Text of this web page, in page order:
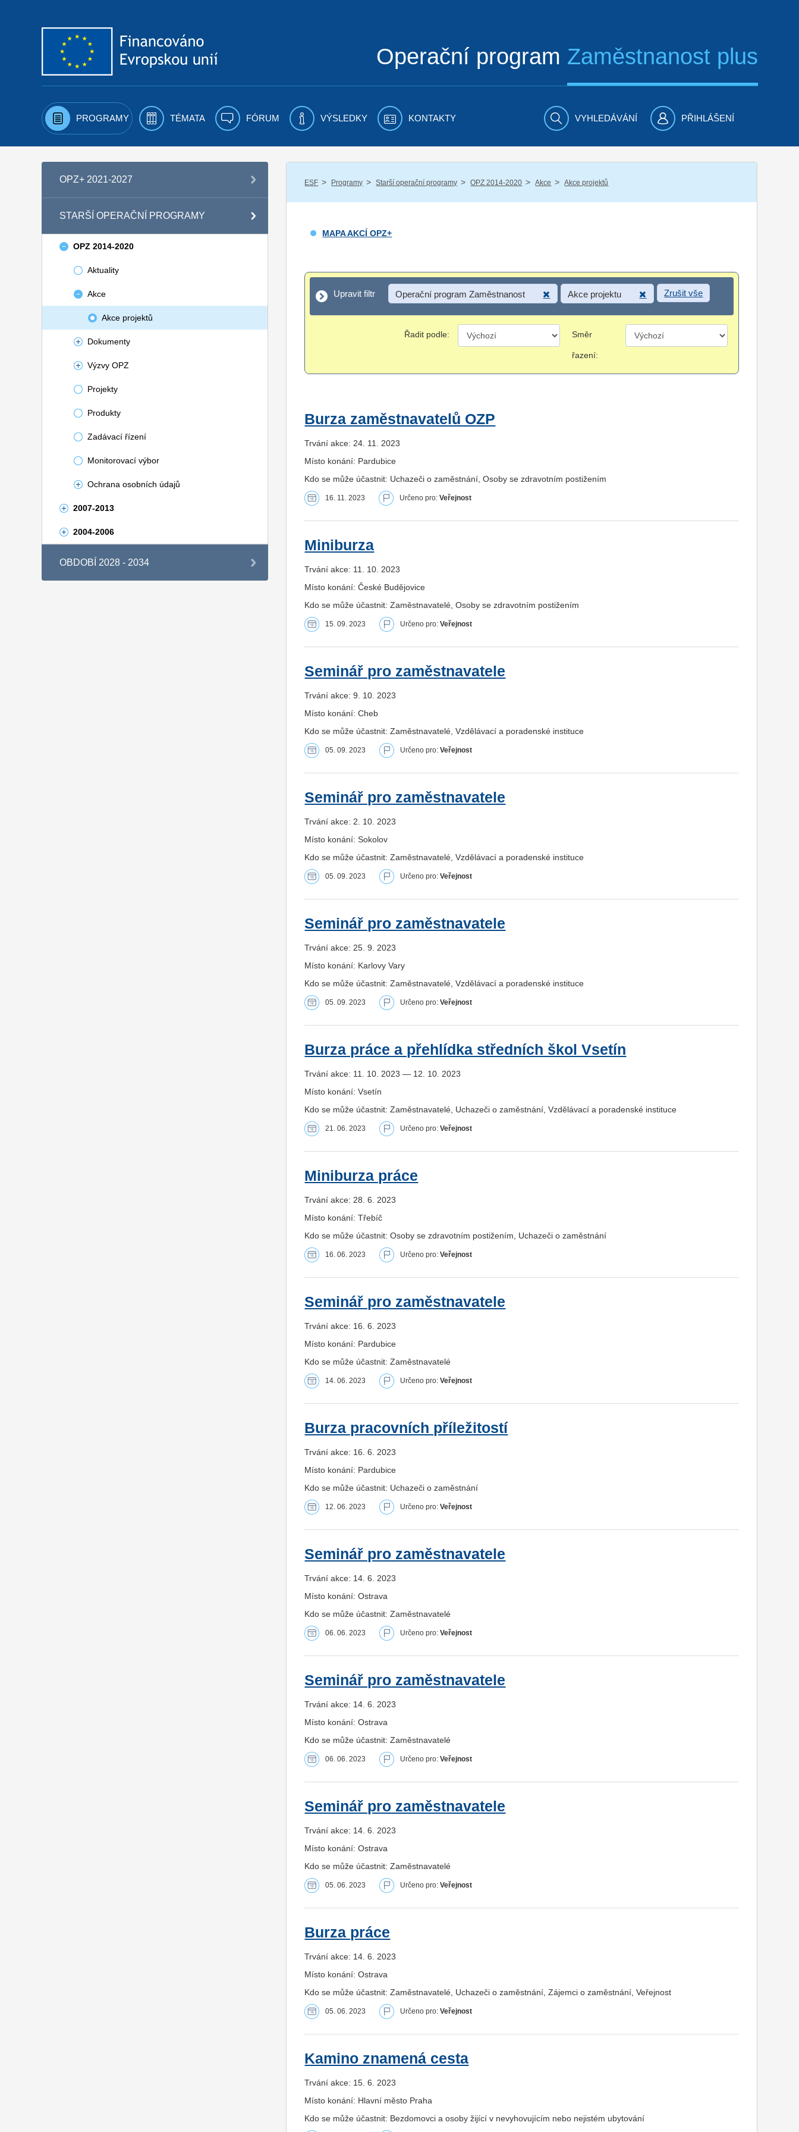
Operační program Zaměstnanost plus
PROGRAMY TÉMATA FÓRUM VÝSLEDKY KONTAKTY VYHLEDÁVÁNÍ PŘIHLÁŠENÍ
OPZ+ 2021-2027
STARŠÍ OPERAČNÍ PROGRAMY
OPZ 2014-2020
Aktuality
Akce
Akce projektů
Dokumenty
Výzvy OPZ
Projekty
Produkty
Zadávací řízení
Monitorovací výbor
Ochrana osobních údajů
2007-2013
2004-2006
OBDOBÍ 2028 - 2034
ESF / Programy / Starší operační programy / OPZ 2014-2020 / Akce / Akce projektů
MAPA AKCÍ OPZ+
Upravit filtr
Upravit filtr Operační program Zaměstnanost Akce projektu Zrušit vše
Řadit podle: Směr
řazení:
Burza zaměstnavatelů OZP
Trvání akce: 24. 11. 2023
Místo konání: Pardubice
Kdo se může účastnit: Uchazeči o zaměstnání, Osoby se zdravotním postižením
16. 11. 2023 Určeno pro:Veřejnost
Miniburza
Trvání akce: 11. 10. 2023
Místo konání: České Budějovice
Kdo se může účastnit: Zaměstnavatelé, Osoby se zdravotním postižením
15. 09. 2023 Určeno pro:Veřejnost
Seminář pro zaměstnavatele
Trvání akce: 9. 10. 2023
Místo konání: Cheb
Kdo se může účastnit: Zaměstnavatelé, Vzdělávací a poradenské instituce
05. 09. 2023 Určeno pro:Veřejnost
Seminář pro zaměstnavatele
Trvání akce: 2. 10. 2023
Místo konání: Sokolov
Kdo se může účastnit: Zaměstnavatelé, Vzdělávací a poradenské instituce
05. 09. 2023 Určeno pro:Veřejnost
Seminář pro zaměstnavatele
Trvání akce: 25. 9. 2023
Místo konání: Karlovy Vary
Kdo se může účastnit: Zaměstnavatelé, Vzdělávací a poradenské instituce
05. 09. 2023 Určeno pro:Veřejnost
Burza práce a přehlídka středních škol Vsetín
Trvání akce: 11. 10. 2023 — 12. 10. 2023
Místo konání: Vsetín
Kdo se může účastnit: Zaměstnavatelé, Uchazeči o zaměstnání, Vzdělávací a poradenské instituce
21. 06. 2023 Určeno pro:Veřejnost
Miniburza práce
Trvání akce: 28. 6. 2023
Místo konání: Třebíč
Kdo se může účastnit: Osoby se zdravotním postižením, Uchazeči o zaměstnání
16. 06. 2023 Určeno pro:Veřejnost
Seminář pro zaměstnavatele
Trvání akce: 16. 6. 2023
Místo konání: Pardubice
Kdo se může účastnit: Zaměstnavatelé
14. 06. 2023 Určeno pro:Veřejnost
Burza pracovních příležitostí
Trvání akce: 16. 6. 2023
Místo konání: Pardubice
Kdo se může účastnit: Uchazeči o zaměstnání
12. 06. 2023 Určeno pro:Veřejnost
Seminář pro zaměstnavatele
Trvání akce: 14. 6. 2023
Místo konání: Ostrava
Kdo se může účastnit: Zaměstnavatelé
06. 06. 2023 Určeno pro:Veřejnost
Seminář pro zaměstnavatele
Trvání akce: 14. 6. 2023
Místo konání: Ostrava
Kdo se může účastnit: Zaměstnavatelé
06. 06. 2023 Určeno pro:Veřejnost
Seminář pro zaměstnavatele
Trvání akce: 14. 6. 2023
Místo konání: Ostrava
Kdo se může účastnit: Zaměstnavatelé
05. 06. 2023 Určeno pro:Veřejnost
Burza práce
Trvání akce: 14. 6. 2023
Místo konání: Ostrava
Kdo se může účastnit: Zaměstnavatelé, Uchazeči o zaměstnání, Zájemci o zaměstnání, Veřejnost
05. 06. 2023 Určeno pro:Veřejnost
Kamino znamená cesta
Trvání akce: 15. 6. 2023
Místo konání: Hlavní město Praha
Kdo se může účastnit: Bezdomovci a osoby žijící v nevyhovujícím nebo nejistém ubytování